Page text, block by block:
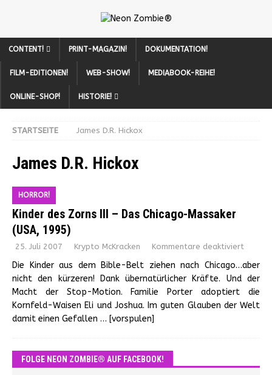
CONTENT! PRINT-MAGAZIN! DOKUMENTATION!
FILM-EDITIONEN! WEB-SHOW! MEDIABOOK-REIHE!
ONLINE-SHOP! HISTORIE!
STARTSEITE James D.R. Hickox
James D.R. Hickox
HORROR!
Kinder des Zorns III – Das Chicago-Massaker
(USA, 1995)
25. Juli 2007 Krypto McKracken Kommentare deaktiviert
Die Kinder aus dem Bible-Belt ziehen nach Chicago…aber
nicht den kürzeren! Dank übernatürlicher Kräfte. Und der
Macht der Stop-Motion. Familie Porter adoptiert die
Kornfeld-Waisen Eli und Joshua. Im guten Glauben der Welt
damit einen Gefallen … [vorspulen]
FOLGE NEON ZOMBIE® AUF FACEBOOK!